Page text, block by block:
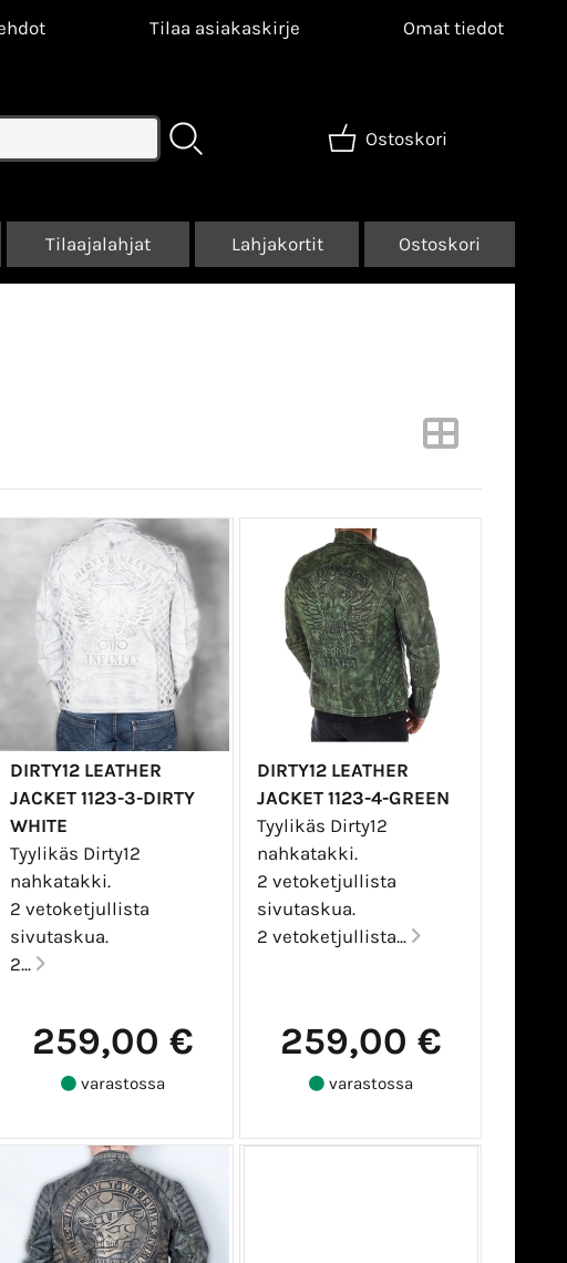
Tilaa asiakaskirje Omat tiedot
Ostoskori
Tilaajalahjat Lahjakortit Ostoskori
DIRTY12 LEATHER
JACKET 1123-3-DIRTY
WHITE
Tyylikäs Dirty12
nahkatakki.
2 vetoketjullista
sivutaskua.
2...
259,00 €
varastossa
DIRTY12 LEATHER
JACKET 1123-4-GREEN
Tyylikäs Dirty12
nahkatakki.
2 vetoketjullista
sivutaskua.
2 vetoketjullista...
259,00 €
varastossa